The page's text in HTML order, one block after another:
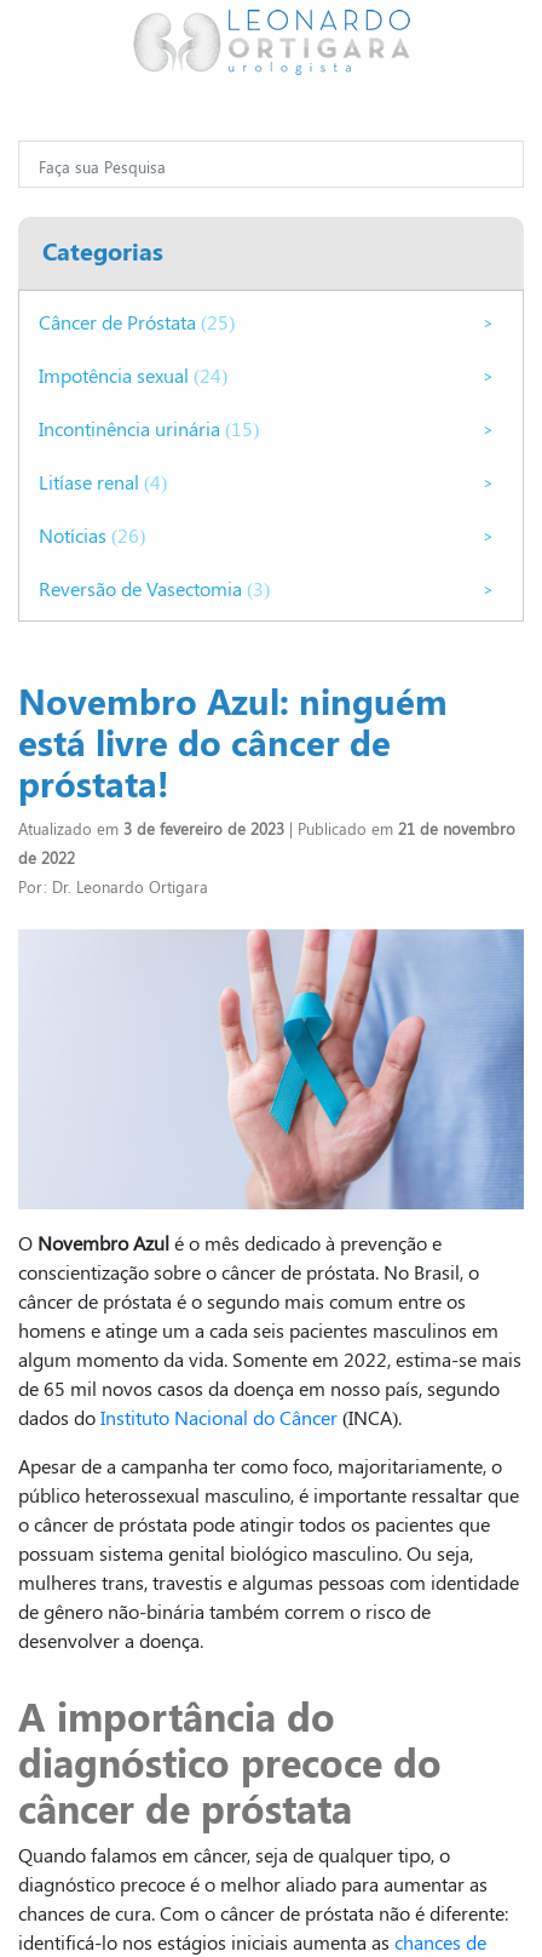
Categorias
Câncer de Próstata (25) >
Impotência sexual (24) >
Incontinência urinária (15) >
Litíase renal (4) >
Notícias (26) >
Reversão de Vasectomia (3) >
Novembro Azul: ninguém
está livre do câncer de
próstata!
Atualizado em 3 de fevereiro de 2023 | Publicado em 21 de novembro
de 2022
Por: Dr. Leonardo Ortigara
O Novembro Azulé o mês dedicado à prevenção e
conscientização sobre o câncer de próstata. No Brasil, o
câncer de próstata é o segundo mais comum entre os
homens e atinge um a cada seis pacientes masculinos em
algum momento da vida. Somente em 2022, estima-se mais
de 65 mil novos casos da doença em nosso país, segundo
dados doInstituto Nacional do Câncer(INCA).
Apesar de a campanha ter como foco, majoritariamente, o
público heterossexual masculino, é importante ressaltar que
o câncer de próstata pode atingir todos os pacientes que
possuam sistema genital biológico masculino. Ou seja,
mulheres trans, travestis e algumas pessoas com identidade
de gênero não-binária também correm o risco de
desenvolver a doença.
A importância do
diagnóstico precoce do
câncer de próstata
Quando falamos em câncer, seja de qualquer tipo, o
diagnóstico precoce é o melhor aliado para aumentar as
chances de cura. Com o câncer de próstata não é diferente:
identificá-lo nos estágios iniciais aumenta as chances de